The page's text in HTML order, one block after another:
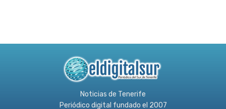
Noticias de Tenerife
Periódico digital fundado el 2007